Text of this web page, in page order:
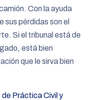
Con la ayuda
sus pérdidas son el
Si el tribunal está de
está bien
que le sirva bien
de Práctica Civil y